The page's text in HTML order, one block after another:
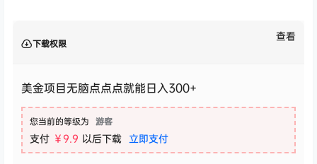
下载权限
查看
美金项目无脑点点点就能日入300+
您当前的等级为 游客
支付 ￥9.9 以后下载 立即支付